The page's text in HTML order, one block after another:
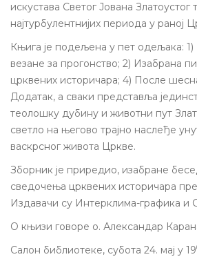
искустава Светог Јована Златоустог
најтурбулентнијих периода у раној
Књига је подељена у пет одељака:
везане за прогонство; 2) Изабрана
црквених историчара; 4) После
Додатак, а сваки представља
теолошку дубину и животни пут
светло на његово трајно наслеђе
васкрсног живота Цркве.
Зборник је приредио, изабране
сведочења црквених историчара
Издавачи су Интерклима-графика и
О књизи говоре о. Александар
Салон библиотеке, субота 24. мај у 19